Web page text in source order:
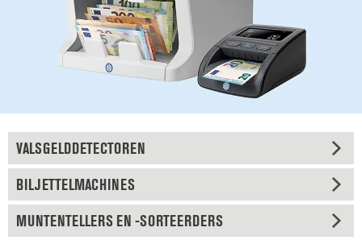
VALSGELDDETECTOREN
BILJETTELMACHINES
MUNTENTELLERS EN -SORTEERDERS